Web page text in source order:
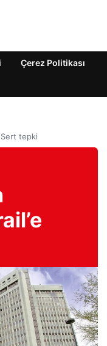
Çerez Politikası
Sert tepki